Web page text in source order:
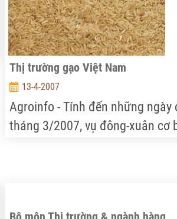
Thị trường gạo Việt Nam
13-4-2007
Agroinfo - Tính đến những ngày
tháng 3/2007, vụ đông-xuân cơ